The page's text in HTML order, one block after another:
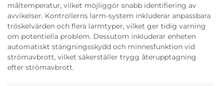
måltemperatur, vilket möjliggör snabb identifiering av
avvikelser. Kontrollerns larm-system inkluderar anpassbara
tröskelvärden och flera larmtyper, vilket ger tidig varning
om potentiella problem. Dessutom inkluderar enheten
automatiskt stängningsskydd och minnesfunktion vid
strömavbrott, vilket säkerställer trygg återupptagning
efter strömavbrott.